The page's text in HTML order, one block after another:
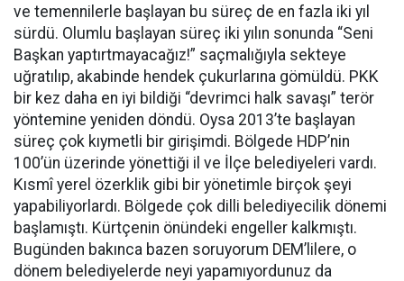
ve temennilerle başlayan bu süreç de en fazla iki yıl
sürdü. Olumlu başlayan süreç iki yılın sonunda “Seni
Başkan yaptırtmayacağız!” saçmalığıyla sekteye
uğratılıp, akabinde hendek çukurlarına gömüldü. PKK
bir kez daha en iyi bildiği “devrimci halk savaşı” terör
yöntemine yeniden döndü. Oysa 2013’te başlayan
süreç çok kıymetli bir girişimdi. Bölgede HDP’nin
100’ün üzerinde yönettiği il ve İlçe belediyeleri vardı.
Kısmî yerel özerklik gibi bir yönetimle birçok şeyi
yapabiliyorlardı. Bölgede çok dilli belediyecilik dönemi
başlamıştı. Kürtçenin önündeki engeller kalkmıştı.
Bugünden bakınca bazen soruyorum DEM’lilere, o
dönem belediyelerde neyi yapamıyordunuz da